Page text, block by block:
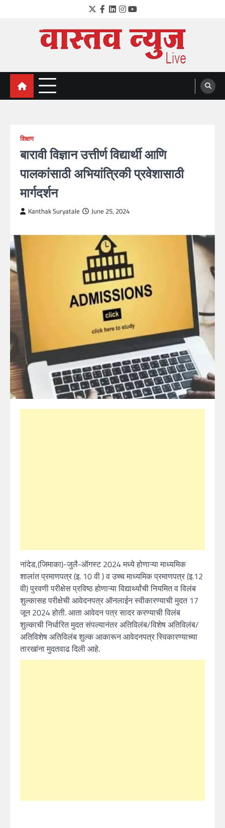
Twitter
Facebook
LinkedIn
Instagram
YouTube
VastavNEWSLive.com
a leading NEWS portal of Maharahstra
शिक्षण
बारावी विज्ञान उत्तीर्ण विद्यार्थी आणि
पालकांसाठी अभियांत्रिकी प्रवेशासाठी
मार्गदर्शन
Kanthak Suryatale June 25, 2024
नांदेड,(जिमाका)-जुलै-ऑगस्ट 2024 मध्ये होणाऱ्या माध्यमिक
शालांत प्रमाणपत्र (इ. 10 वी ) व उच्च माध्यमिक प्रमाणपत्र (इ.12
वी) पुरवणी परीक्षेस प्रविष्ठ होणाऱ्या विद्यार्थ्यांची नियमित व विलंब
शुल्कासह परीक्षेची आवेदनपत्र ऑनलाईन स्वीकारण्याची मुदत 17
जून 2024 होती. आता आवेदन पत्र सादर करण्याची विलंब
शुल्काची निर्धारित मुदत संपल्यानंतर अतिविलंब/विशेष अतिविलंब/
अतिविशेष अतिविलंब शुल्क आकारून आवेदनपत्र स्विकारण्याच्या
तारखांना मुदतवाढ दिली आहे.